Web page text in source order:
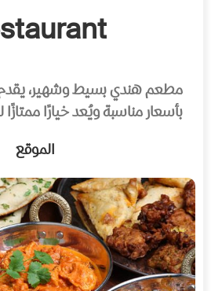
مطعم هندي بسيط وشهير، يقدم
بأسعار مناسبة ويُعد خيارًا
الموقع